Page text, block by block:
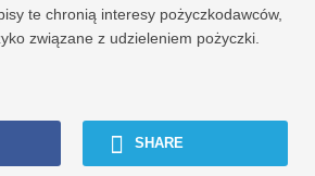
te chronią interesy pożyczkodawców,
związane z udzieleniem pożyczki.
SHARE